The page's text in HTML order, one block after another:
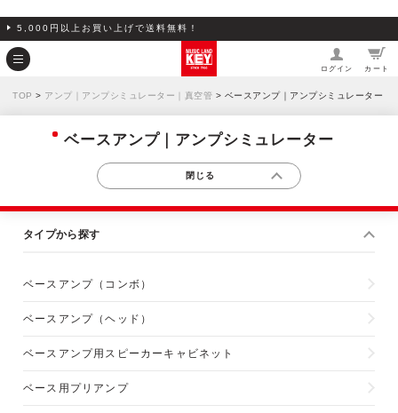
5,000円以上お買い上げで送料無料！
ログイン カート
TOP > アンプ｜アンプシミュレーター｜真空管 > ベースアンプ｜アンプシミュレーター
ベースアンプ｜アンプシミュレーター
タイプから探す
ベースアンプ（コンボ）
ベースアンプ（ヘッド）
ベースアンプ用スピーカーキャビネット
ベース用プリアンプ